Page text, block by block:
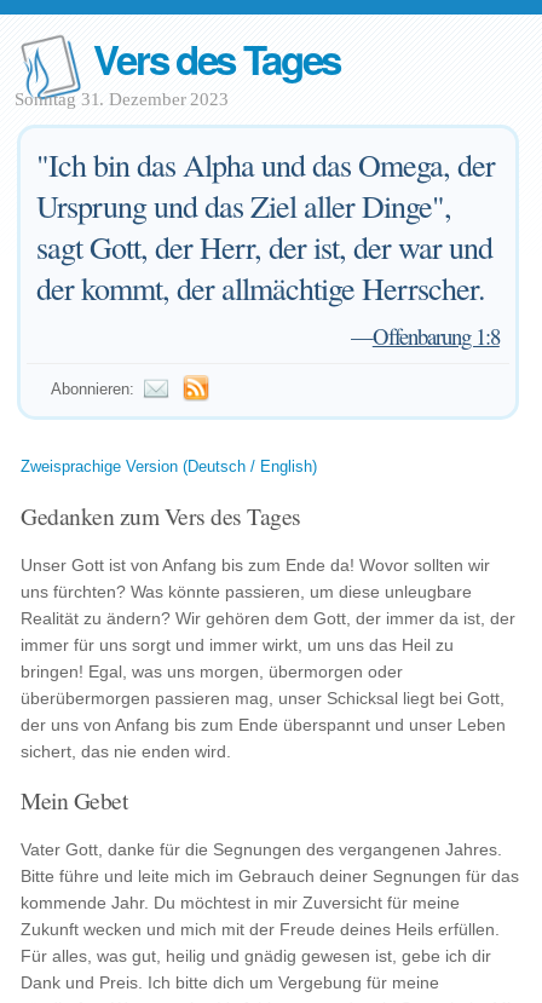
Vers des Tages
Sonntag 31. Dezember 2023
"Ich bin das Alpha und das Omega, der
Ursprung und das Ziel aller Dinge",
sagt Gott, der Herr, der ist, der war und
der kommt, der allmächtige Herrscher.
—Offenbarung 1:8
Abonnieren:
Zweisprachige Version (Deutsch / English)
Gedanken zum Vers des Tages
Unser Gott ist von Anfang bis zum Ende da! Wovor sollten wir
uns fürchten? Was könnte passieren, um diese unleugbare
Realität zu ändern? Wir gehören dem Gott, der immer da ist, der
immer für uns sorgt und immer wirkt, um uns das Heil zu
bringen! Egal, was uns morgen, übermorgen oder
überübermorgen passieren mag, unser Schicksal liegt bei Gott,
der uns von Anfang bis zum Ende überspannt und unser Leben
sichert, das nie enden wird.
Mein Gebet
Vater Gott, danke für die Segnungen des vergangenen Jahres.
Bitte führe und leite mich im Gebrauch deiner Segnungen für das
kommende Jahr. Du möchtest in mir Zuversicht für meine
Zukunft wecken und mich mit der Freude deines Heils erfüllen.
Für alles, was gut, heilig und gnädig gewesen ist, gebe ich dir
Dank und Preis. Ich bitte dich um Vergebung für meine